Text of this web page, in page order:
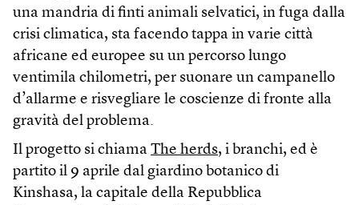
una mandria di finti animali selvatici, in fuga dalla
crisi climatica, sta facendo tappa in varie città
africane ed europee su un percorso lungo
ventimila chilometri, per suonare un campanello
d’allarme e risvegliare le coscienze di fronte alla
gravità del problema.
Il progetto si chiama The herds, i branchi, ed è
partito il 9 aprile dal giardino botanico di
Kinshasa, la capitale della Repubblica